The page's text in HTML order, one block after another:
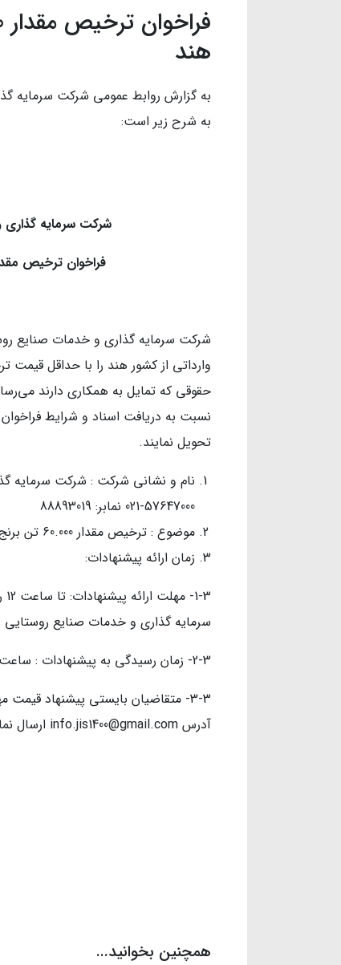
هند
به گزارش روابط عمومی شرکت سرمایه
به شرح زیر است:
شرکت سرمایه
فراخوان ترخیص مقدار 60.000 تن برنج وارداتی از
وارداتی از کشور هند را با حداقل قیمت
نسبت به دریافت اسناد و شرایط
تحویل نمایند.
نام و نشانی شرکت : شرکت سرمایه
57647000-021 نمابر: 88893019
موضوع : ترخیص مقدار 60.000 تن برنج 1121 هندی
زمان ارائه پیشنهادات:
سرمایه گذاری و خدمات صنایع
2-3- زمان رسیدگی به پیشنهادات : ساعت 12 روز یکشنبه مورخ 11/06/1403
آدرس info.jis1400@gmail.com ارسال نمایند.
محمد
سرپرست
همچنین بخوانید...